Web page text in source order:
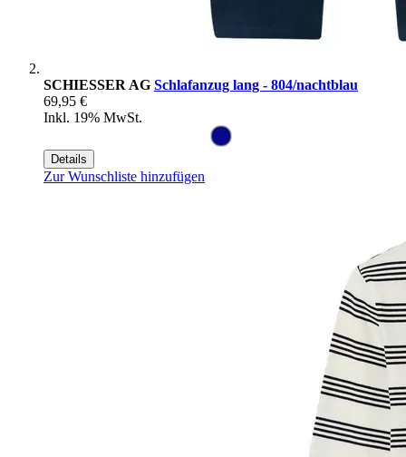
SCHIESSER AG Schlafanzug lang - 804/nachtblau
69,95 €
Inkl. 19% MwSt.
Details
Zur Wunschliste hinzufügen